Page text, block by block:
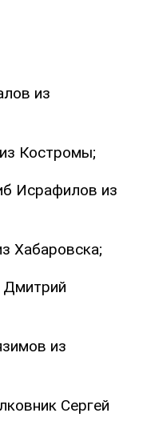
из
Костромы;
Исрафилов из
Хабаровска;
Дмитрий
из
Сергей